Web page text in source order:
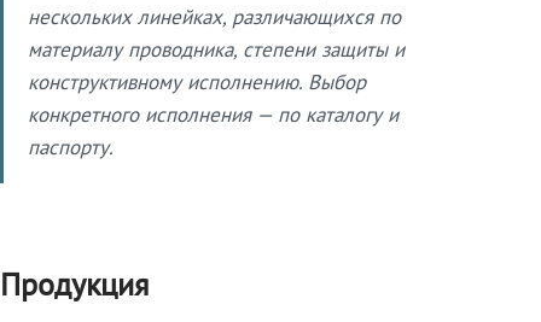
нескольких линейках, различающихся по
материалу проводника, степени защиты и
конструктивному исполнению. Выбор
конкретного исполнения — по каталогу и
паспорту.
Продукция